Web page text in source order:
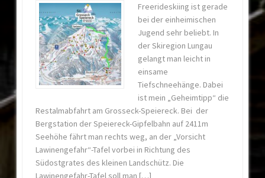
Freerideskiing ist gerade
bei der einheimischen
Jugend sehr beliebt. In
der Skiregion Lungau
gelangt man leicht in
einsame
Tiefschneehänge. Dabei
ist mein „Geheimtipp“ die
Restalmabfahrt am Grosseck-Speiereck. Bei der
Bergstation der Speiereck-Gipfelbahn auf 2411m
Seehöhe fährt man rechts weg, an der „Vorsicht
Lawinengefahr“-Tafel vorbei in Richtung des
Südostgrates des kleinen Landschütz. Die
Lawinengefahr-Tafel soll man […]